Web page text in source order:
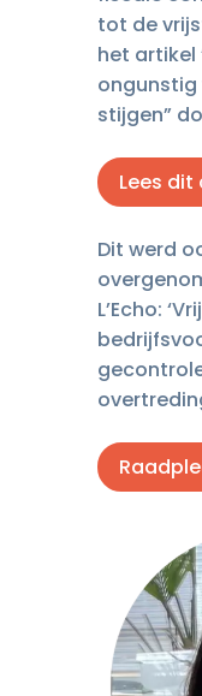
tot de
het artikel
ongunstig
stijgen”
Lees dit
Dit werd
L’Echo: